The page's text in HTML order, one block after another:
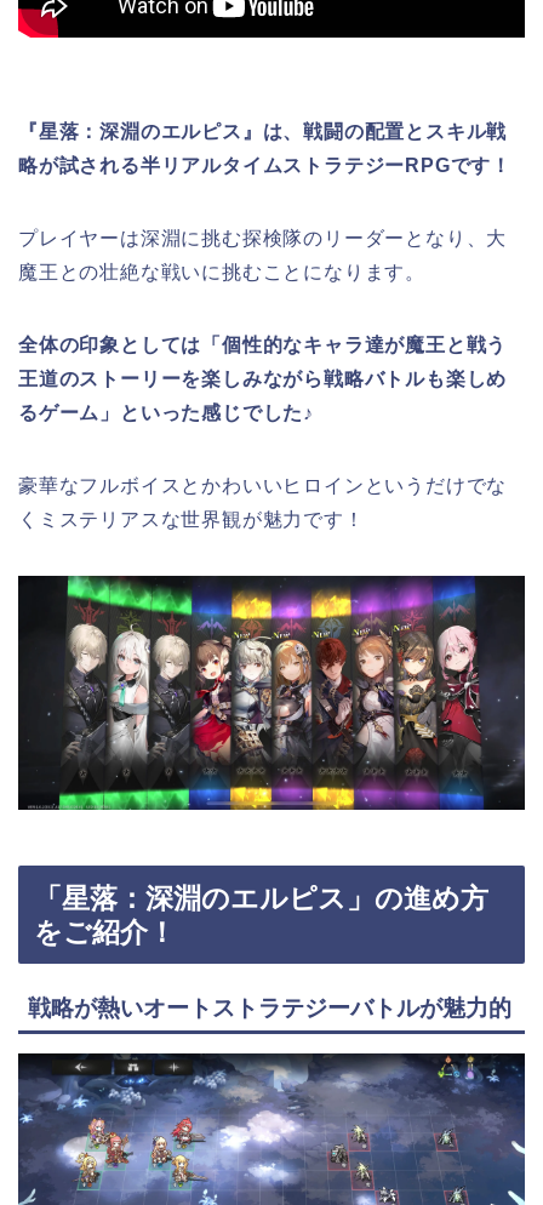
『星落：深淵のエルピス』は、戦闘の配置とスキル戦
略が試される半リアルタイムストラテジーRPGです！
プレイヤーは深淵に挑む探検隊のリーダーとなり、大
魔王との壮絶な戦いに挑むことになります。
全体の印象としては「 個性的なキャラ達が魔王と戦う
王道のストーリーを楽しみながら戦略バトルも楽しめ
るゲーム 」といった感じでした♪
豪華なフルボイスとかわいいヒロインというだけでな
くミステリアスな世界観が魅力です！
「星落：深淵のエルピス」の進め方
をご紹介！
戦略が熱いオートストラテジーバトルが魅力的